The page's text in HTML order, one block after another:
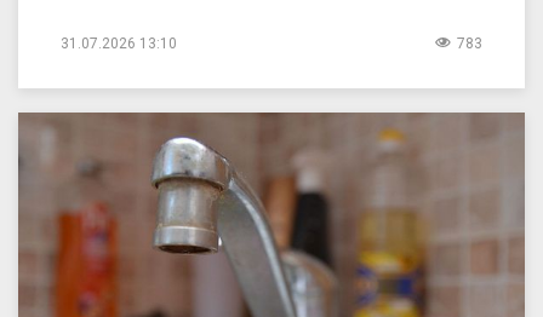
31.07.2026 13:10 783